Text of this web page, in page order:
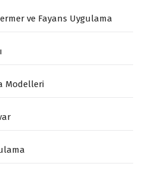
ve Fayans Uygulama
Modelleri